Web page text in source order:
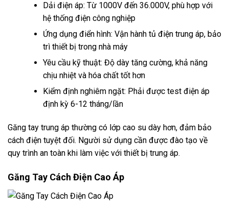
Dải điện áp: Từ 1000V đến 36.000V, phù hợp với
hệ thống điện công nghiệp
Ứng dụng điển hình: Vận hành tủ điện trung áp, bảo
trì thiết bị trong nhà máy
Yêu cầu kỹ thuật: Độ dày tăng cường, khả năng
chịu nhiệt và hóa chất tốt hơn
Kiểm định nghiêm ngặt: Phải được test điện áp
định kỳ 6-12 tháng/lần
Găng tay trung áp thường có lớp cao su dày hơn, đảm bảo
cách điện tuyệt đối. Người sử dụng cần được đào tạo về
quy trình an toàn khi làm việc với thiết bị trung áp.
Găng Tay Cách Điện Cao Áp